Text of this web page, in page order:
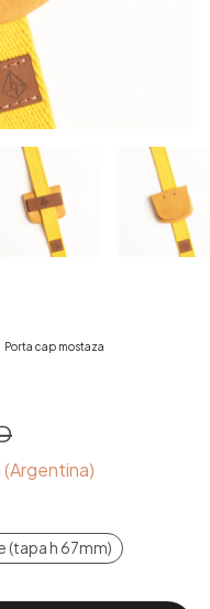
Porta cap mostaza
(tapa h 67mm)